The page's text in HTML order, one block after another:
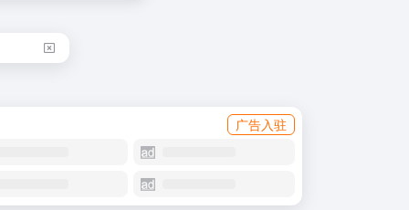
广告入驻